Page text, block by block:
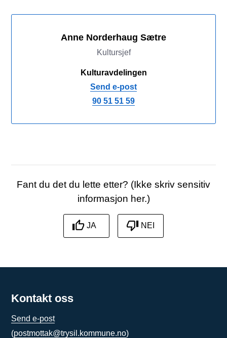
Anne Norderhaug Sætre
Kultursjef
Kulturavdelingen
Send e-post
90 51 51 59
Fant du det du lette etter? (Ikke skriv sensitiv
informasjon her.)
JA NEI
Kontakt oss
Send e-post
(postmottak@trysil.kommune.no)